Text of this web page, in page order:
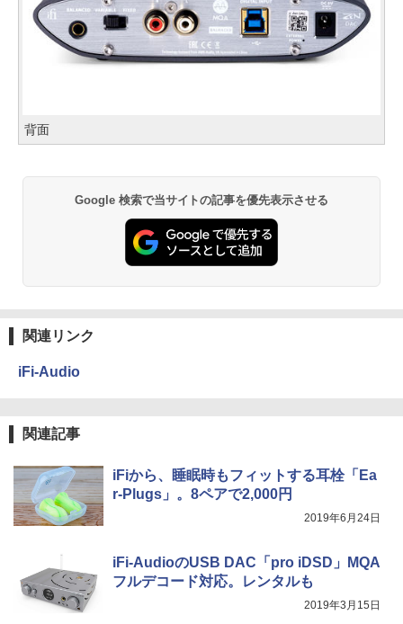
背面
Google 検索で当サイトの記事を優先表示させる
関連リンク
iFi-Audio
関連記事
iFiから、睡眠時もフィットする耳栓「Ea
r-Plugs」。8ペアで2,000円
2019年6月24日
iFi-AudioのUSB DAC「pro iDSD」MQA
フルデコード対応。レンタルも
2019年3月15日